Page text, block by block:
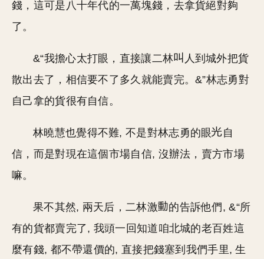
錢，這可是八十年代的一萬塊錢，去拿貨絕對夠
了。
&“我擔心太打眼，直接讓二林
人到城外把貨
散出去了，相信要不了多久就能賣完。&”林志勇對
自己拿的貨很有自信。
林曉慧也覺得不難, 不是對林志勇的眼
自
信，而是對現在這個市場自信, 沒辦法，賣方市場
嘛。
果不其然, 兩天后，二林激
的告訴他們, &“所
有的貨都賣完了, 我頭一回知道咱北城的老百姓這
麼有錢, 都不帶還價的, 直接把錢塞到我們手里, 生